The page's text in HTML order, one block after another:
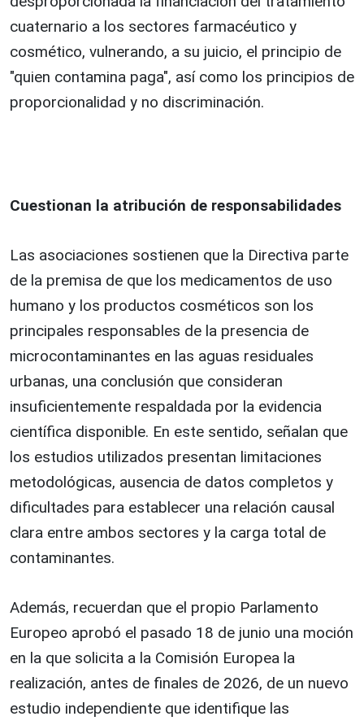
cuaternario a los sectores farmacéutico y
cosmético, vulnerando, a su juicio, el principio de
"quien contamina paga", así como los principios de
proporcionalidad y no discriminación.
Cuestionan la atribución de responsabilidades
Las asociaciones sostienen que la Directiva parte
de la premisa de que los medicamentos de uso
humano y los productos cosméticos son los
principales responsables de la presencia de
microcontaminantes en las aguas residuales
urbanas, una conclusión que consideran
insuficientemente respaldada por la evidencia
científica disponible. En este sentido, señalan que
los estudios utilizados presentan limitaciones
metodológicas, ausencia de datos completos y
dificultades para establecer una relación causal
clara entre ambos sectores y la carga total de
contaminantes.
Además, recuerdan que el propio Parlamento
Europeo aprobó el pasado 18 de junio una moción
en la que solicita a la Comisión Europea la
realización, antes de finales de 2026, de un nuevo
estudio independiente que identifique las